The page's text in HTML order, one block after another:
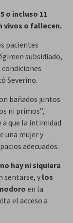
o incluso 11
vivos o fallecen.
pacientes
subsidiado,
Severino.
bañados juntos
ni primos”,
que la intimidad
una mujer y
adecuados.
no hay ni siquiera
sentarse, y los
en la
el acceso a